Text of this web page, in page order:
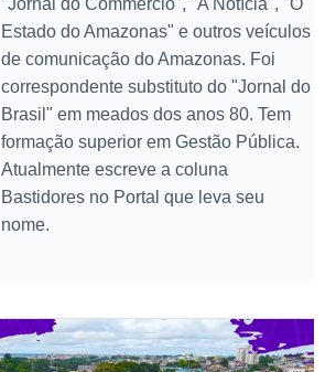
Estado do Amazonas" e outros veículos
de comunicação do Amazonas. Foi
correspondente substituto do "Jornal do
Brasil" em meados dos anos 80. Tem
formação superior em Gestão Pública.
Atualmente escreve a coluna
Bastidores no Portal que leva seu
nome.